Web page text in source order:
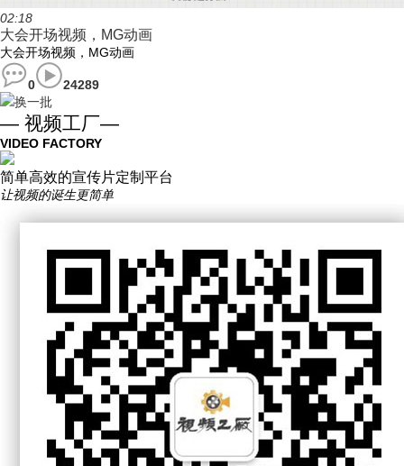
02:18
大会开场视频，MG动画
大会开场视频，MG动画
0
24289
换一批
— 视频工厂—
VIDEO FACTORY
简单高效的宣传片定制平台
让视频的诞生更简单